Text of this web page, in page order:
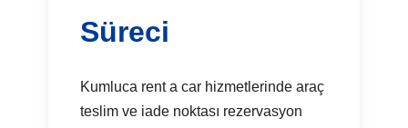
Süreci
Kumluca rent a car hizmetlerinde araç
teslim ve iade noktası rezervasyon